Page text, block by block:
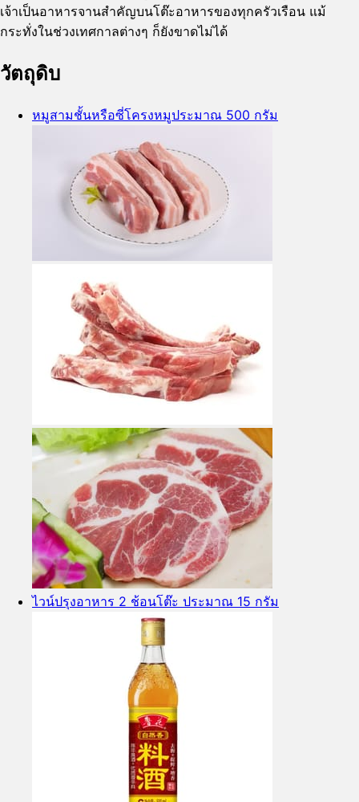
เจ้าเป็นอาหารจานสำคัญบนโต๊ะอาหารของทุกครัวเรือน แม้
กระทั่งในช่วงเทศกาลต่างๆ ก็ยังขาดไม่ได้
วัตถุดิบ
หมูสามชั้นหรือซี่โครงหมูประมาณ 500 กรัม
ไวน์ปรุงอาหาร 2 ช้อนโต๊ะ ประมาณ 15 กรัม